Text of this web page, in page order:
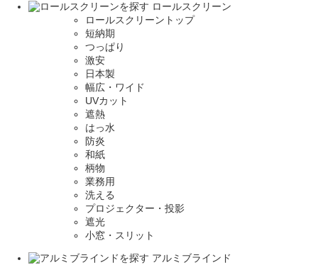
ロールスクリーン
ロールスクリーントップ
短納期
つっぱり
激安
日本製
幅広・ワイド
UVカット
遮熱
はっ水
防炎
和紙
柄物
業務用
洗える
プロジェクター・投影
遮光
小窓・スリット
アルミブラインド